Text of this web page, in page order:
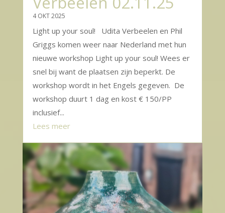
4 OKT 2025
Light up your soul! Udita Verbeelen en Phil
Griggs komen weer naar Nederland met hun
nieuwe workshop Light up your soul! Wees er
snel bij want de plaatsen zijn beperkt. De
workshop wordt in het Engels gegeven. De
workshop duurt 1 dag en kost € 150/PP
inclusief...
Lees meer